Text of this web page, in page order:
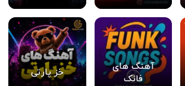
آهنگ های
فانک
خز پارتی